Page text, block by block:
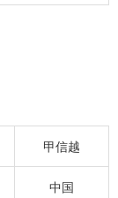
甲信越
中国